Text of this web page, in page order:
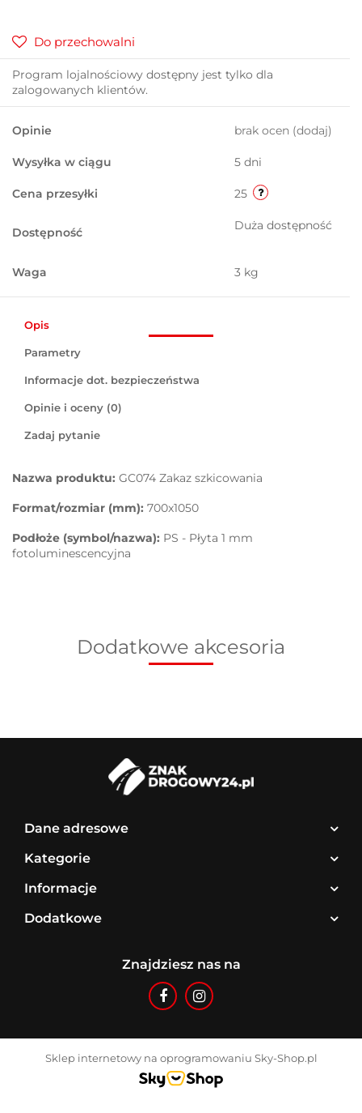
Do przechowalni
Program lojalnościowy dostępny jest tylko dla
zalogowanych klientów.
Opinie brak ocen (dodaj)
Wysyłka w ciągu 5 dni
Cena przesyłki 25
Dostępność Duża dostępność
Waga 3 kg
Opis
Parametry
Informacje dot. bezpieczeństwa
Opinie i oceny (0)
Zadaj pytanie
Nazwa produktu: GC074 Zakaz szkicowania
Format/rozmiar (mm): 700x1050
Podłoże (symbol/nazwa): PS - Płyta 1 mm
fotoluminescencyjna
Dodatkowe akcesoria
Dane adresowe
Kategorie
Informacje
Dodatkowe
Znajdziesz nas na
Sklep internetowy na oprogramowaniu Sky-Shop.pl